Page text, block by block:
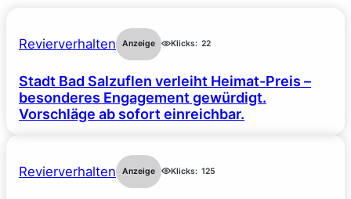
Revierverhalten Anzeige Klicks: 22
Stadt Bad Salzuflen verleiht Heimat-Preis –
besonderes Engagement gewürdigt.
Vorschläge ab sofort einreichbar.
Revierverhalten Anzeige Klicks: 125